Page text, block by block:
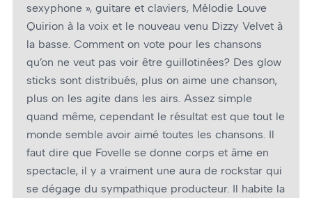
sexyphone », guitare et claviers, Mélodie Louve
Quirion à la voix et le nouveau venu Dizzy Velvet à
la basse. Comment on vote pour les chansons
qu’on ne veut pas voir être guillotinées? Des glow
sticks sont distribués, plus on aime une chanson,
plus on les agite dans les airs. Assez simple
quand même, cependant le résultat est que tout le
monde semble avoir aimé toutes les chansons. Il
faut dire que Fovelle se donne corps et âme en
spectacle, il y a vraiment une aura de rockstar qui
se dégage du sympathique producteur. Il habite la